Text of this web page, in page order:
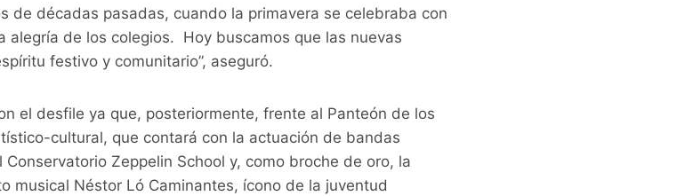
de décadas pasadas, cuando la primavera se celebraba con
alegría de los colegios. Hoy buscamos que las nuevas
festivo y comunitario”, aseguró.
el desfile ya que, posteriormente, frente al Panteón de los
cultural, que contará con la actuación de bandas
Zeppelin School y, como broche de oro, la
musical Néstor Ló Caminantes, ícono de la juventud